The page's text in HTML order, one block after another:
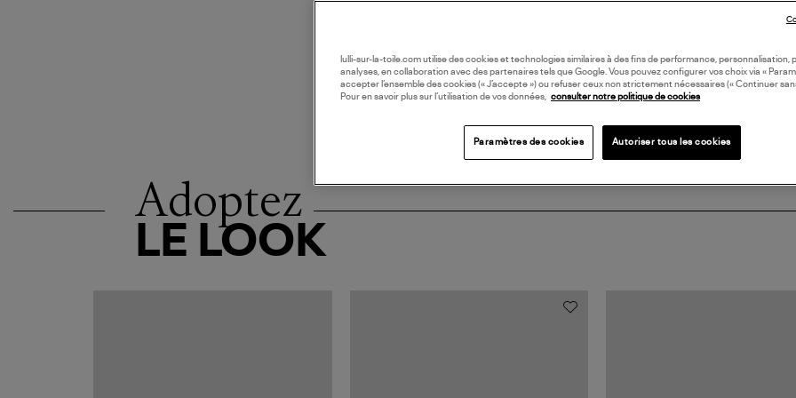
Adoptez
LE LOOK
lulli-sur-la-toile.com utilise des cookies et technologies similaires à des fins de performance, personnalisation,
analyses, en collaboration avec des partenaires tels que Google. Vous pouvez configurer vos choix via «
accepter l’ensemble des cookies (« J’accepte ») ou refuser ceux non strictement nécessaires (« Continuer
Pour en savoir plus sur l’utilisation de vos données, consulter notre politique de cookies
Paramètres des cookies Autoriser tous les cookies